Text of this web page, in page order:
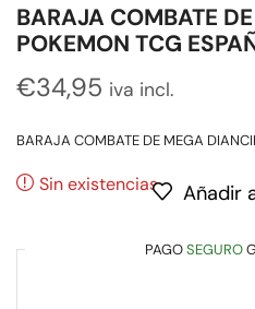
BARAJA COMBATE
POKEMON TCG
€34,95 iva incl.
BARAJA COMBATE DE MEGA
Sin existencias Añadir
PAGOSEGURO